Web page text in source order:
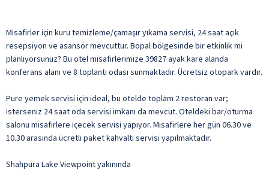
Misafirler için kuru temizleme/çamaşır yıkama servisi, 24 saat açık
resepsiyon ve asansör mevcuttur. Bopal bölgesinde bir etkinlik mi
planlıyorsunuz? Bu otel misafirlerimize 39827 ayak kare alanda
konferans alanı ve 8 toplantı odası sunmaktadır. Ücretsiz otopark vardır.
Pure yemek servisi için ideal, bu otelde toplam 2 restoran var;
isterseniz 24 saat oda servisi imkanı da mevcut. Oteldeki bar/oturma
salonu misafirlere içecek servisi yapıyor. Misafirlere her gün 06.30 ve
10.30 arasında ücretli paket kahvaltı servisi yapılmaktadır.
Shahpura Lake Viewpoint yakınında